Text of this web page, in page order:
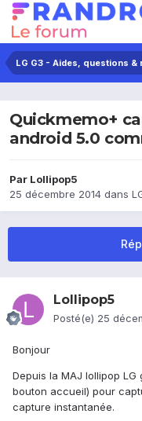
LG G3 - Aides, questions &
Quickmemo+
android 5.0
Par Lollipop5
25 décembre 2014 dans
Lollipop5
Posté(e) 25
Bonjour
Depuis la MAJ lollipop
bouton accueil) pour
capture instantanée.